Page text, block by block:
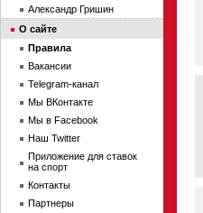
Александр Гришин
О сайте
Правила
Вакансии
Telegram-канал
Мы ВКонтакте
Мы в Facebook
Наш Twitter
Приложение для ставок
на спорт
Контакты
Партнеры